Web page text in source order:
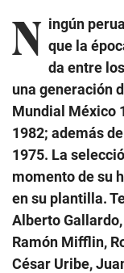
N ingún
que la
da entre
una generación
Mundial México
1982; además
1975. La
momento de su
en su plantilla.
Alberto
Ramón Mifflin,
César Uribe,